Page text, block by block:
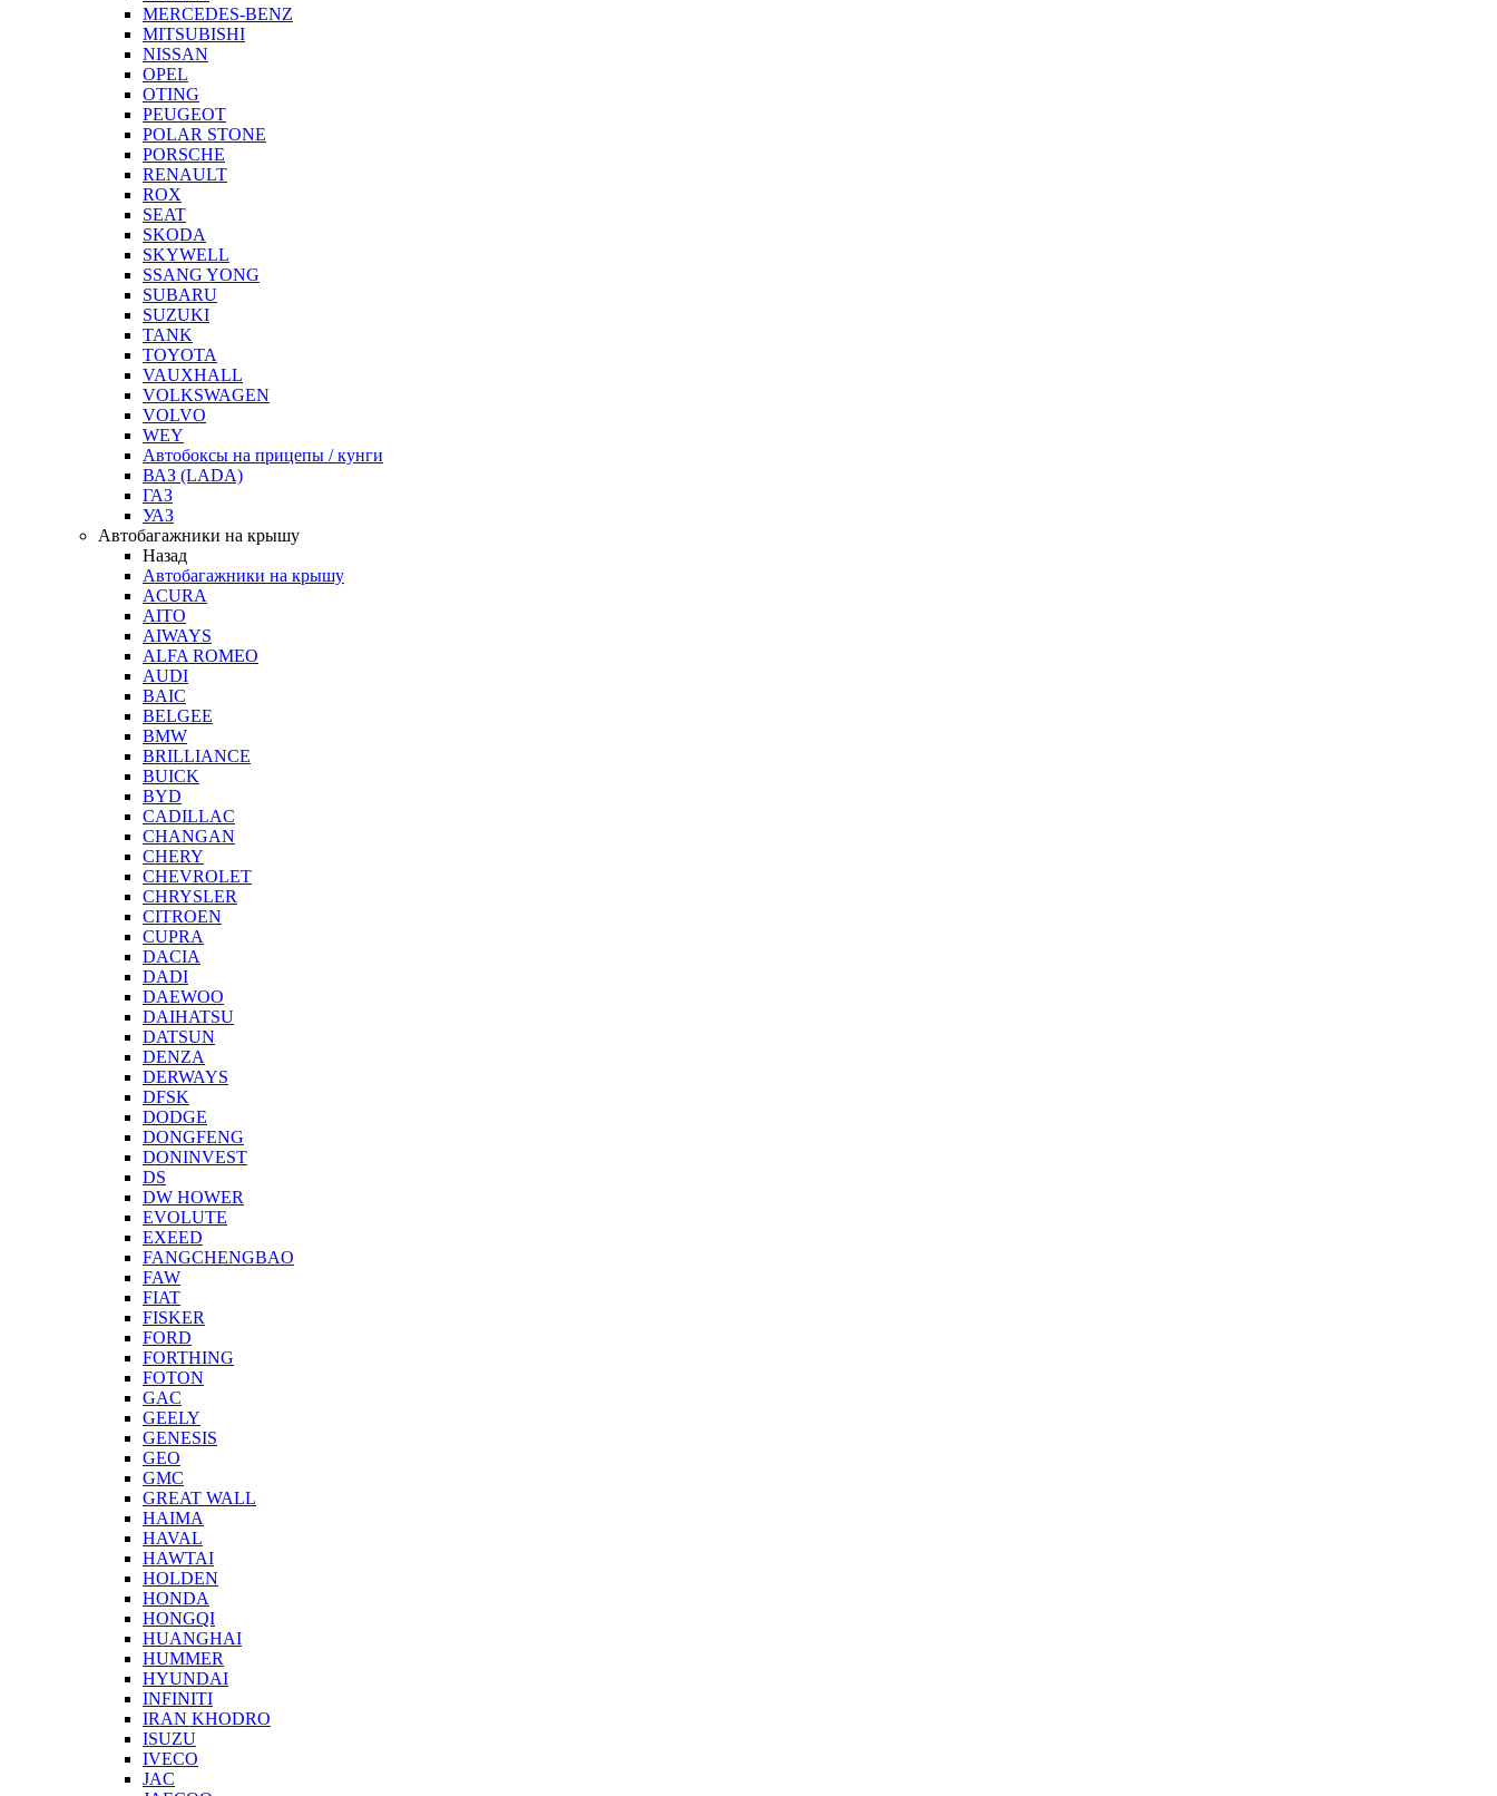
MERCEDES-BENZ
MITSUBISHI
NISSAN
OPEL
OTING
PEUGEOT
POLAR STONE
PORSCHE
RENAULT
ROX
SEAT
SKODA
SKYWELL
SSANG YONG
SUBARU
SUZUKI
TANK
TOYOTA
VAUXHALL
VOLKSWAGEN
VOLVO
WEY
Автобоксы на прицепы / кунги
ВАЗ (LADA)
ГАЗ
УАЗ
Автобагажники на крышу
Назад
Автобагажники на крышу
ACURA
AITO
AIWAYS
ALFA ROMEO
AUDI
BAIC
BELGEE
BMW
BRILLIANCE
BUICK
BYD
CADILLAC
CHANGAN
CHERY
CHEVROLET
CHRYSLER
CITROEN
CUPRA
DACIA
DADI
DAEWOO
DAIHATSU
DATSUN
DENZA
DERWAYS
DFSK
DODGE
DONGFENG
DONINVEST
DS
DW HOWER
EVOLUTE
EXEED
FANGCHENGBAO
FAW
FIAT
FISKER
FORD
FORTHING
FOTON
GAC
GEELY
GENESIS
GEO
GMC
GREAT WALL
HAIMA
HAVAL
HAWTAI
HOLDEN
HONDA
HONGQI
HUANGHAI
HUMMER
HYUNDAI
INFINITI
IRAN KHODRO
ISUZU
IVECO
JAC